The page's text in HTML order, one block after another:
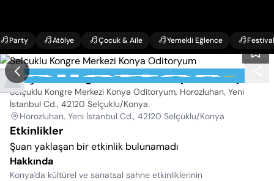
Party Atölye Çocuk & Aile Yemekli Eğlence Festival
Selçuklu Kongre Merkezi Konya Oditoryum
Selçuklu Kongre Merkezi Konya Oditoryum, Horozluhan, Yeni
İstanbul Cd., 42120 Selçuklu/Konya.
Horozluhan, Yeni İstanbul Cd., 42120 Selçuklu/Konya
Etkinlikler
Şuan yaklaşan bir etkinlik bulunamadı
Hakkında
Konya'da kültürel ve sanatsal sahne etkinliklerinin